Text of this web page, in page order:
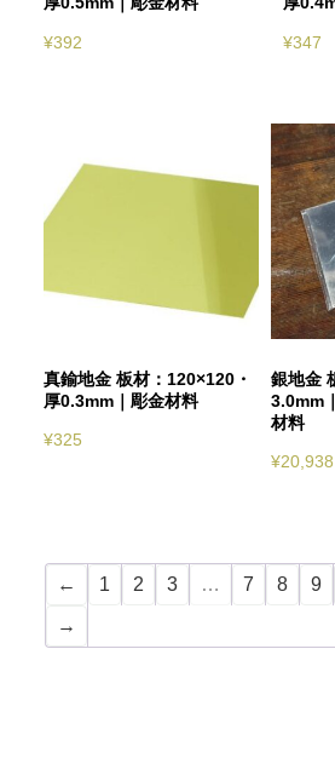
¥392 ¥347
真鍮地金 板材：120×120・
厚0.3mm｜彫金材料
¥325
銀地金
3.0mm
材料
¥20,938
← 1 2 3 … 7 8 9
→